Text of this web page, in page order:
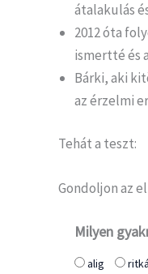
átalakulás
2012 óta
ismertté és
Bárki, aki
az érzelmi
Tehát a teszt:
Gondoljon az
Milyen
alig